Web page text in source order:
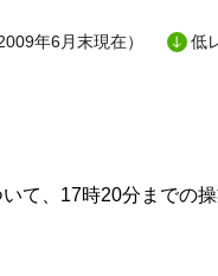
年6月末現在） 低
て、17時20分までの